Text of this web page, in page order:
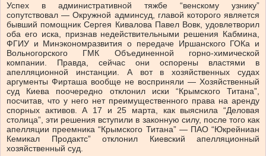
Успех в административной тяжбе “венскому узнику”
сопутствовал — Окружной админсуд, главой которого является
бывший помощник Сергея Кивалова Павел Вовк, удовлетворил
оба его иска, признав недействительными решения Кабмина,
ФГИУ и Минэкономразвития о передаче Иршанского ГОКа и
Вольногорского ГМК Объединенной горно-химической
компании. Правда, сейчас они оспорены властями в
апелляционной инстанции. А вот в хозяйственных судах
аргументы Фирташа вообще не восприняли — Хозяйственный
суд Киева поочередно отклонил иски “Крымского Титана”,
посчитав, что у него нет преимущественного права на аренду
спорных активов. А 17 и 25 марта, как выяснила “Деловая
столица”, эти решения вступили в законную силу, после того как
апелляции преемника “Крымского Титана” — ПАО “Юкрейниан
Кемикал Продактс” отклонил Киевский апелляционный
хозяйственный суд.